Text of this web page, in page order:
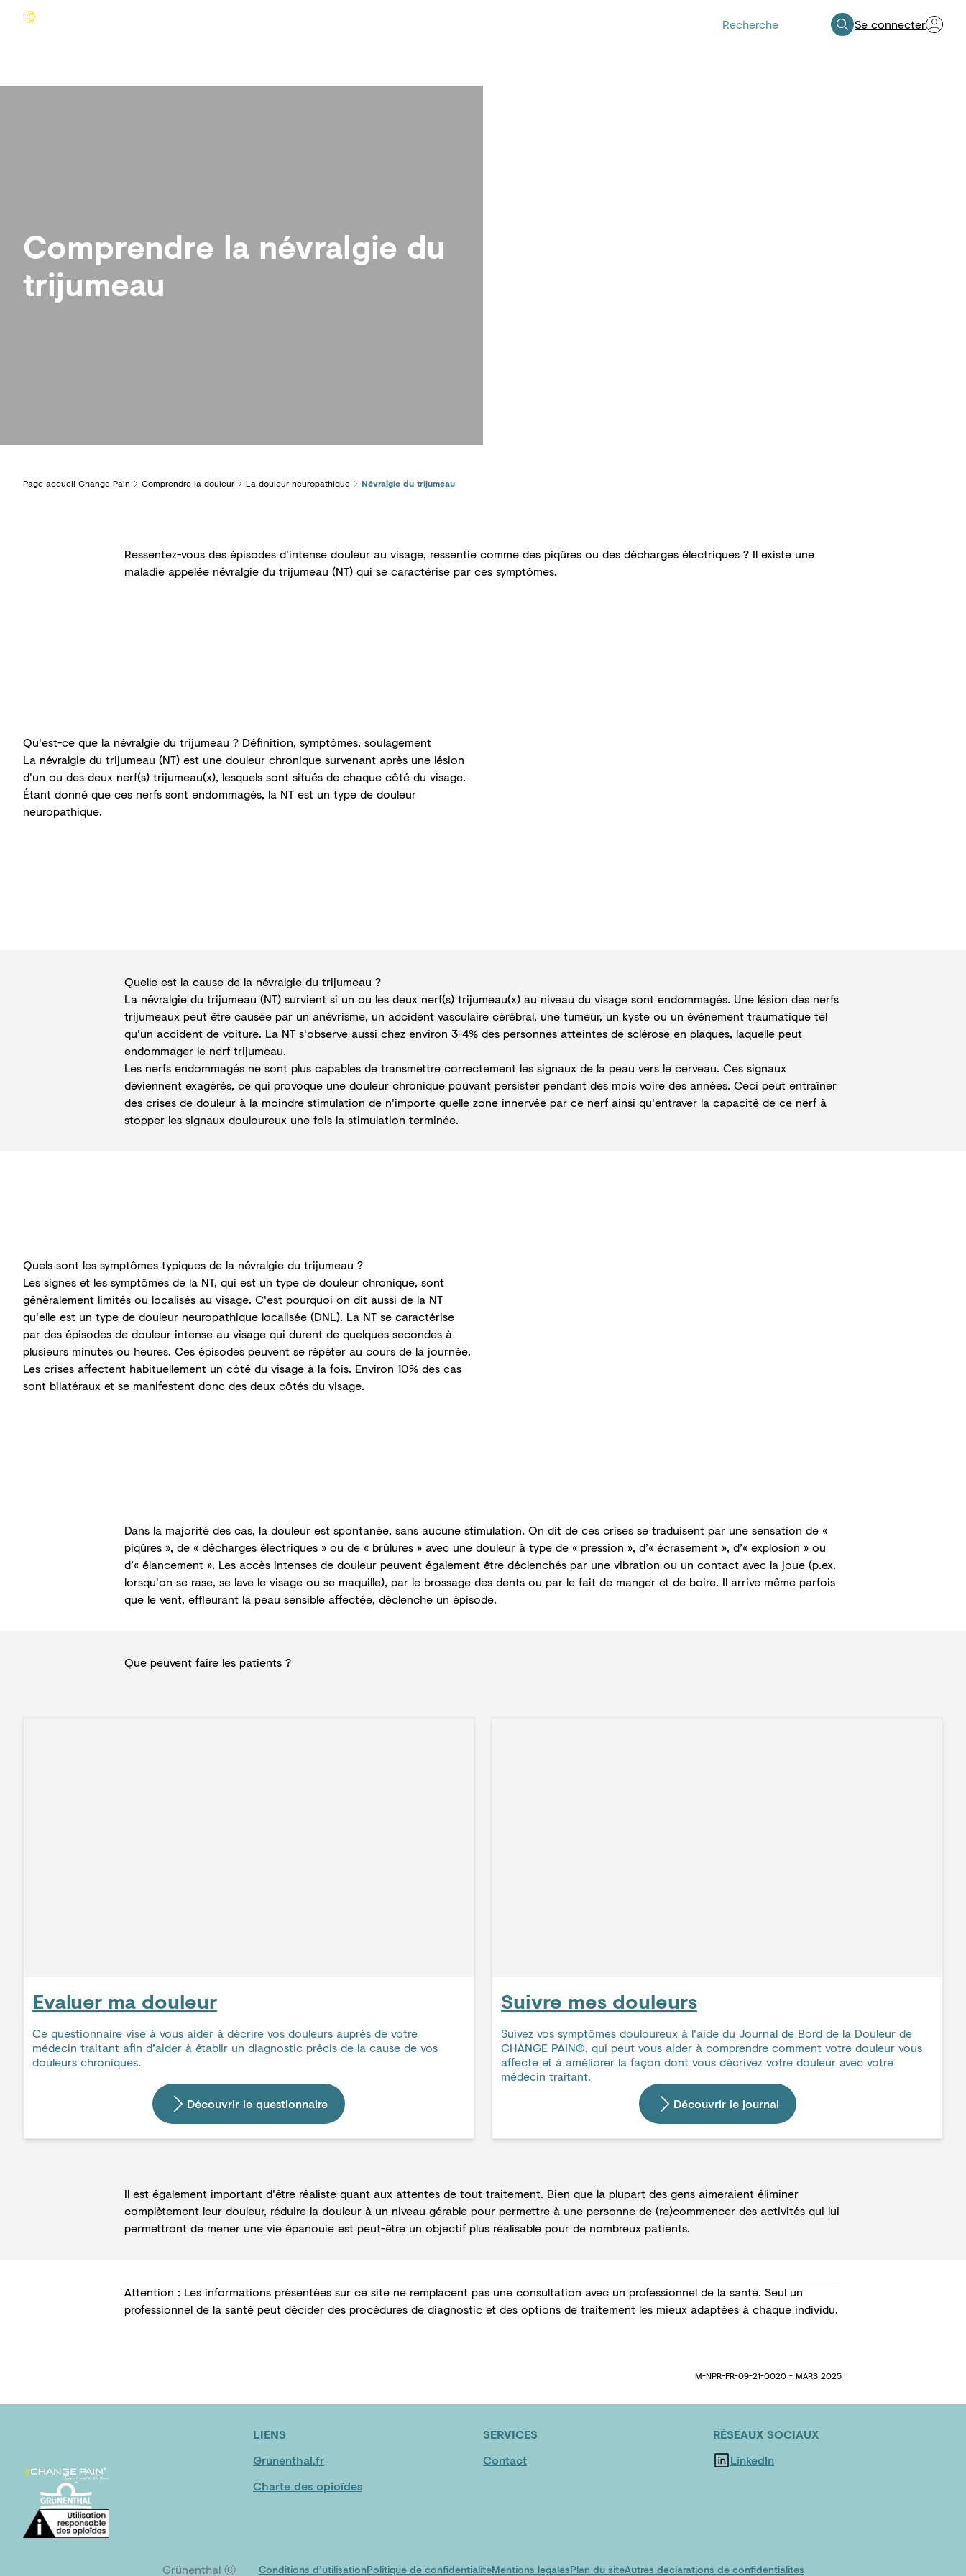
Se connecter
Comprendre la névralgie du
trijumeau
Page accueil Change Pain Comprendre la douleur La douleur neuropathique Névralgie du trijumeau
Ressentez-vous des épisodes d'intense douleur au visage, ressentie comme des piqûres ou des décharges électriques ? Il existe une
maladie appelée névralgie du trijumeau (NT) qui se caractérise par ces symptômes.
Qu'est-ce que la névralgie du trijumeau ? Définition, symptômes, soulagement
La névralgie du trijumeau (NT) est une douleur chronique survenant après une lésion
d'un ou des deux nerf(s) trijumeau(x), lesquels sont situés de chaque côté du visage.
Étant donné que ces nerfs sont endommagés, la NT est un type de douleur
neuropathique.
Quelle est la cause de la névralgie du trijumeau ?
La névralgie du trijumeau (NT) survient si un ou les deux nerf(s) trijumeau(x) au niveau du visage sont endommagés. Une lésion des nerfs
trijumeaux peut être causée par un anévrisme, un accident vasculaire cérébral, une tumeur, un kyste ou un événement traumatique tel
qu'un accident de voiture. La NT s'observe aussi chez environ 3-4% des personnes atteintes de sclérose en plaques, laquelle peut
endommager le nerf trijumeau.
Les nerfs endommagés ne sont plus capables de transmettre correctement les signaux de la peau vers le cerveau. Ces signaux
deviennent exagérés, ce qui provoque une douleur chronique pouvant persister pendant des mois voire des années. Ceci peut entraîner
des crises de douleur à la moindre stimulation de n'importe quelle zone innervée par ce nerf ainsi qu'entraver la capacité de ce nerf à
stopper les signaux douloureux une fois la stimulation terminée.
Quels sont les symptômes typiques de la névralgie du trijumeau ?
Les signes et les symptômes de la NT, qui est un type de douleur chronique, sont
généralement limités ou localisés au visage. C'est pourquoi on dit aussi de la NT
qu'elle est un type de douleur neuropathique localisée (DNL). La NT se caractérise
par des épisodes de douleur intense au visage qui durent de quelques secondes à
plusieurs minutes ou heures. Ces épisodes peuvent se répéter au cours de la journée.
Les crises affectent habituellement un côté du visage à la fois. Environ 10% des cas
sont bilatéraux et se manifestent donc des deux côtés du visage.
Dans la majorité des cas, la douleur est spontanée, sans aucune stimulation. On dit de ces crises se traduisent par une sensation de «
piqûres », de « décharges électriques » ou de « brûlures » avec une douleur à type de « pression », d’« écrasement », d’« explosion » ou
d’« élancement ». Les accès intenses de douleur peuvent également être déclenchés par une vibration ou un contact avec la joue (p.ex.
lorsqu'on se rase, se lave le visage ou se maquille), par le brossage des dents ou par le fait de manger et de boire. Il arrive même parfois
que le vent, effleurant la peau sensible affectée, déclenche un épisode.
Que peuvent faire les patients ?
Evaluer ma douleur
Ce questionnaire vise à vous aider à décrire vos douleurs auprès de votre
médecin traitant afin d’aider à établir un diagnostic précis de la cause de vos
douleurs chroniques.
Découvrir le questionnaire
Suivre mes douleurs
Suivez vos symptômes douloureux à l'aide du Journal de Bord de la Douleur de
CHANGE PAIN®, qui peut vous aider à comprendre comment votre douleur vous
affecte et à améliorer la façon dont vous décrivez votre douleur avec votre
médecin traitant.
Découvrir le journal
Il est également important d'être réaliste quant aux attentes de tout traitement. Bien que la plupart des gens aimeraient éliminer
complètement leur douleur, réduire la douleur à un niveau gérable pour permettre à une personne de (re)commencer des activités qui lui
permettront de mener une vie épanouie est peut-être un objectif plus réalisable pour de nombreux patients.
Attention : Les informations présentées sur ce site ne remplacent pas une consultation avec un professionnel de la santé. Seul un
professionnel de la santé peut décider des procédures de diagnostic et des options de traitement les mieux adaptées à chaque individu.
M-NPR-FR-09-21-0020 - MARS 2025
LIENS
Grunenthal.fr
Charte des opioïdes
SERVICES
Contact
RÉSEAUX SOCIAUX
LinkedIn
Grünenthal Ⓒ Conditions d’utilisationPolitique de confidentialitéMentions légalesPlan du siteAutres déclarations de confidentialités